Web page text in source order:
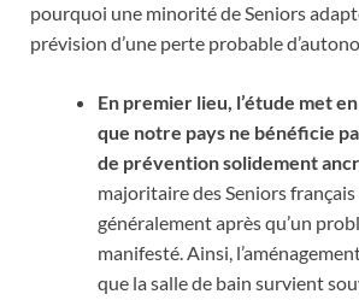
pourquoi une minorité de Seniors
prévision d’une perte probable
En premier lieu, l’étude met
que notre pays ne bénéficie
de prévention solidement
majoritaire des Seniors
généralement après qu’un
manifesté. Ainsi,
que la salle de bain survient